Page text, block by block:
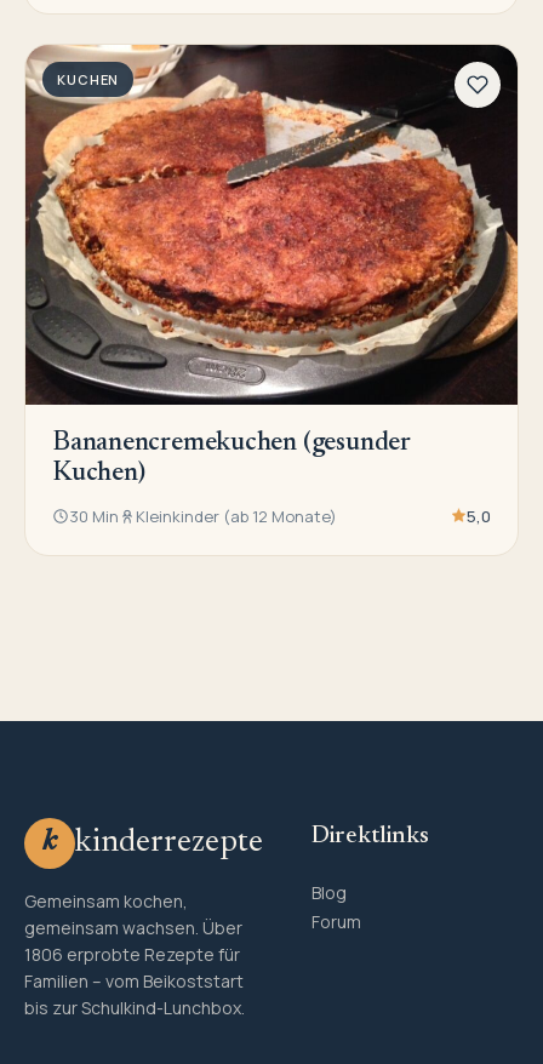
KUCHEN
Bananencremekuchen (gesunder
Kuchen)
30 Min Kleinkinder (ab 12 Monate) 5,0
k kinderrezepte
Gemeinsam kochen,
gemeinsam wachsen. Über
1806 erprobte Rezepte für
Familien – vom Beikoststart
bis zur Schulkind-Lunchbox.
Direktlinks
Blog
Forum